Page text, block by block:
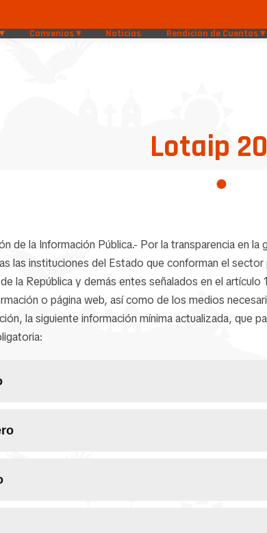
Convenios Noticias Rendición de Cuentas
Lotaip
de la Información Pública.- Por la transparencia en
las instituciones del Estado que conforman el
la República y demás entes señalados en el artículo
o página web, así como de los medios
la siguiente información mínima actualizada, que